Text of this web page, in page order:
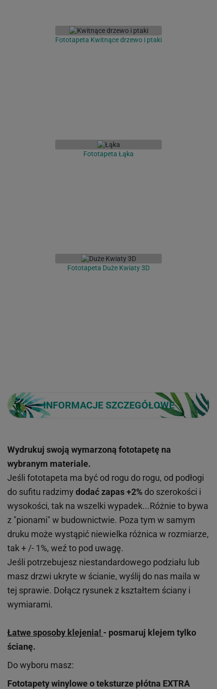
Fototapeta Kwitnące drzewo i ptaki
Fototapeta Łąka
Fototapeta Duże Kwiaty 3D
INFORMACJE SZCZEGÓŁOWE
Wydrukuj swoją wymarzoną fototapetę na
wybranym materiale.
Jeśli fototapeta ma być od rogu do rogu, od podłogi
do sufitu radzimy dodać zapas +2% do szerokości i
wysokości, tak na wszelki wypadek...Różnie to bywa
z "pionami" w budownictwie. Poza tym w samym
druku może wystąpić niewielka różnica w rozmiarze,
tak + /- 1%, weź to pod uwagę.
Jeśli potrzebujesz niestandardowego podziału lub
masz drzwi ukryte w ścianie, wyślij do nas maila w
tej sprawie. Dołącz rysunek z kształtem ściany i
wymiarami.
Łatwe sposoby klejenia! - posmaruj klejem tylko
ścianę.
Do wyboru masz:
Fototapety winylowe oteksturze płótna EXTRA